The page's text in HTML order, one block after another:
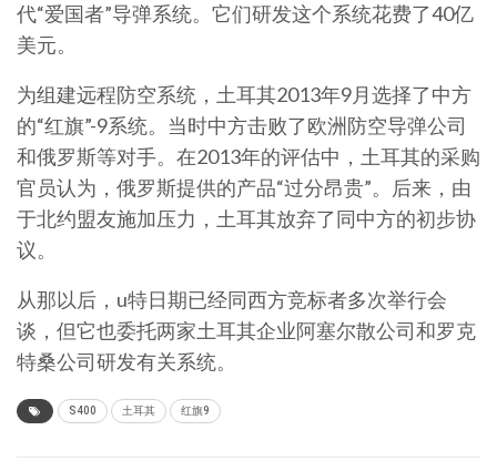
代“爱国者”导弹系统。它们研发这个系统花费了40亿
美元。
为组建远程防空系统，土耳其2013年9月选择了中方
的“红旗”-9系统。当时中方击败了欧洲防空导弹公司
和俄罗斯等对手。在2013年的评估中，土耳其的采购
官员认为，俄罗斯提供的产品“过分昂贵”。后来，由
于北约盟友施加压力，土耳其放弃了同中方的初步协
议。
从那以后，u特日期已经同西方竞标者多次举行会
谈，但它也委托两家土耳其企业阿塞尔散公司和罗克
特桑公司研发有关系统。
S400 土耳其 红旗9